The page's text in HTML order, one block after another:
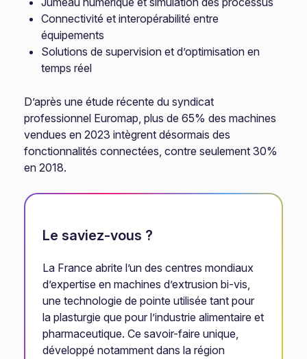
Connectivité et interopérabilité entre
équipements
Solutions de supervision et d’optimisation en
temps réel
D’après une étude récente du syndicat
professionnel Euromap, plus de 65% des machines
vendues en 2023 intègrent désormais des
fonctionnalités connectées, contre seulement 30%
en 2018.
Le saviez-vous ?
La France abrite l’un des centres mondiaux
d’expertise en machines d’extrusion bi-vis,
une technologie de pointe utilisée tant pour
la plasturgie que pour l’industrie alimentaire et
pharmaceutique. Ce savoir-faire unique,
développé notamment dans la région